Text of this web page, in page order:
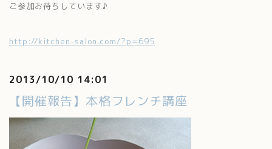
ご参加お待ちしています♪
http://kitchen-salon.com/?p=695
2013/10/10 14:01
【開催報告】本格フレンチ講座